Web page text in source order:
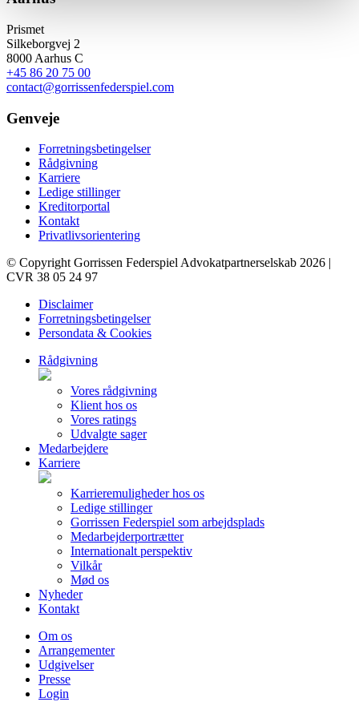
Prismet
Silkeborgvej 2
8000 Aarhus C
+45 86 20 75 00
contact@gorrissenfederspiel.com
Genveje
Forretningsbetingelser
Rådgivning
Karriere
Ledige stillinger
Kreditorportal
Kontakt
Privatlivsorientering
© Copyright Gorrissen Federspiel Advokatpartnerselskab 2026 |
CVR 38 05 24 97
Disclaimer
Forretningsbetingelser
Persondata & Cookies
Rådgivning
Vores rådgivning
Klient hos os
Vores ratings
Udvalgte sager
Medarbejdere
Karriere
Karrieremuligheder hos os
Ledige stillinger
Gorrissen Federspiel som arbejdsplads
Medarbejderportrætter
Internationalt perspektiv
Vilkår
Mød os
Nyheder
Kontakt
Om os
Arrangementer
Udgivelser
Presse
Login